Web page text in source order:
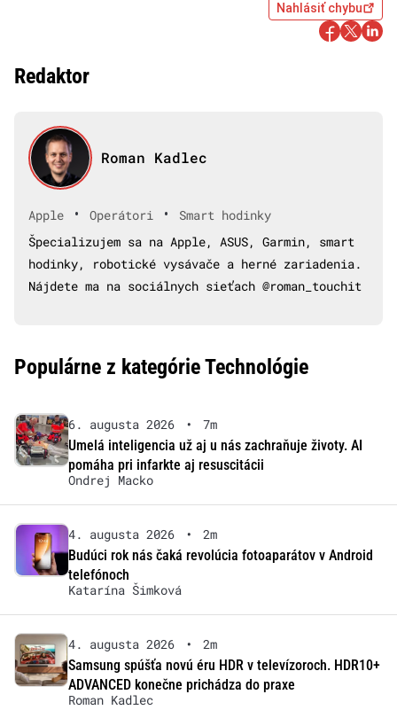
Nahlásiť chybu
Redaktor
Roman Kadlec
Apple • Operátori •
Smart hodinky
Špecializujem sa na Apple, ASUS, Garmin, smart
hodinky, robotické vysávače a herné zariadenia.
Nájdete ma na sociálnych sieťach @roman_touchit
Populárne z kategórie Technológie
6. augusta 2026 •
7m
Umelá inteligencia už aj u nás zachraňuje životy. AI
pomáha pri infarkte aj resuscitácii
Ondrej Macko
4. augusta 2026 •
2m
Budúci rok nás čaká revolúcia fotoaparátov v Android
telefónoch
Katarína Šimková
4. augusta 2026 •
2m
Samsung spúšťa novú éru HDR v televízoroch. HDR10+
ADVANCED konečne prichádza do praxe
Roman Kadlec